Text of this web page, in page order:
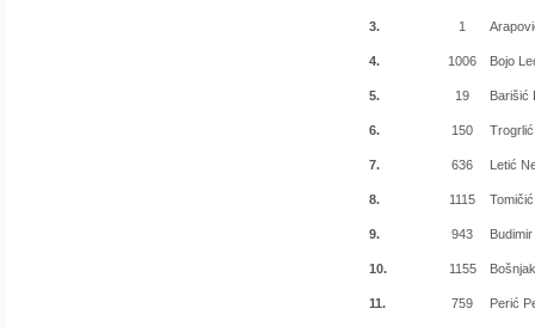
3. 1
4. 1006 Bojo
5. 19 Barišić
6. 150
7. 636 Letić
8. 1115
9. 943
10. 1155
11. 759 Perić